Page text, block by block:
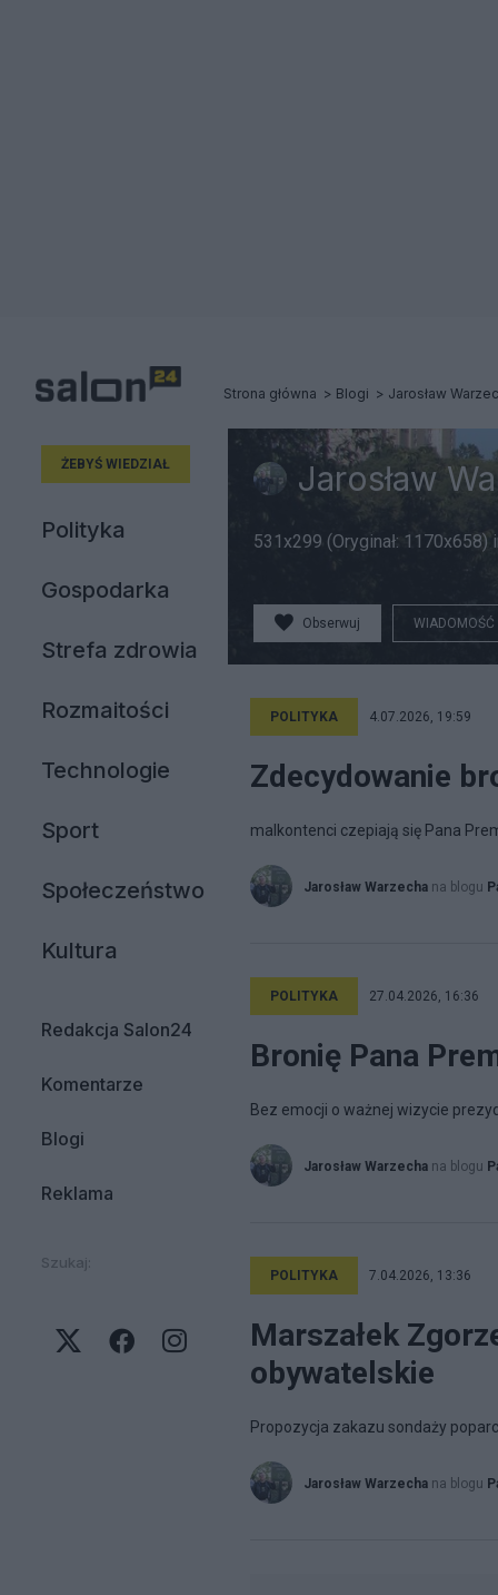
Strona główna Blogi Jarosław
ŻEBYŚ WIEDZIAŁ
Polityka
Gospodarka
Strefa zdrowia
Rozmaitości
Technologie
Sport
Społeczeństwo
Kultura
Redakcja Salon24
Komentarze
Blogi
Reklama
Szukaj:
Jarosław
531x299 (Oryginał: 1170x658)
Obserwuj WIADOMOŚĆ
POLITYKA 4.07.2026, 19:59
Zdecydowanie
malkontenci czepiają się Pana
Jarosław Warzecha na blogu
POLITYKA 27.04.2026, 16:36
Bronię Pana
Bez emocji o ważnej wizycie
Jarosław Warzecha na blogu
POLITYKA 7.04.2026, 13:36
Marszałek
obywatelskie
Propozycja zakazu sondaży
Jarosław Warzecha na blogu